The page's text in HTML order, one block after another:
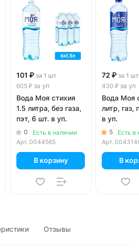
101 ₽ за 1 шт
605 ₽ за уп
Вода Моя стихия
1.5 литра, без газа,
пэт, 6 шт. в уп.
0
Есть в наличии
Арт. 0044565
В корзину
72 ₽ за 1 шт
430 ₽ за уп
Вода Моя
литр, газ,
в уп.
5
Есть в
Арт.
В
Отзывы